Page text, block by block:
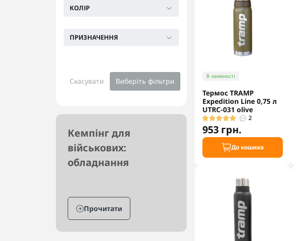
КОЛІР
ПРИЗНАЧЕННЯ
Скасувати Виберіть фільтри
Кемпінг для
військових:
обладнання
Прочитати
В наявності
Термос TRAMP
Expedition Line 0,75 л
UTRC-031 olive
2
953 грн.
До кошика